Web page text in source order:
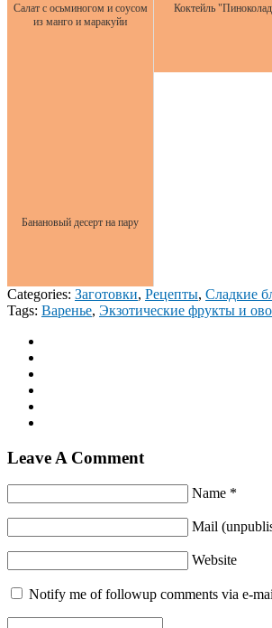
Салат с осьминогом и соусом
из манго и маракуйи
Коктейль
Банановый десерт на пару
Categories: Заготовки, Рецепты, Сладкие
Tags: Варенье, Экзотические фрукты и
Leave A Comment
Name *
Mail
Website
Notify me of followup comments via e-